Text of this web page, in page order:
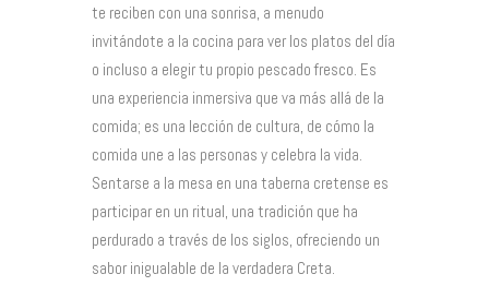
te reciben con una sonrisa, a menudo
invitándote a la cocina para ver los platos del día
o incluso a elegir tu propio pescado fresco. Es
una experiencia inmersiva que va más allá de la
comida; es una lección de cultura, de cómo la
comida une a las personas y celebra la vida.
Sentarse a la mesa en una taberna cretense es
participar en un ritual, una tradición que ha
perdurado a través de los siglos, ofreciendo un
sabor inigualable de la verdadera Creta.